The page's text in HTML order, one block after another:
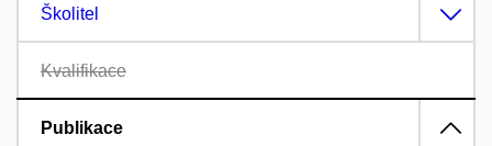
Školitel
Kvalifikace
Publikace